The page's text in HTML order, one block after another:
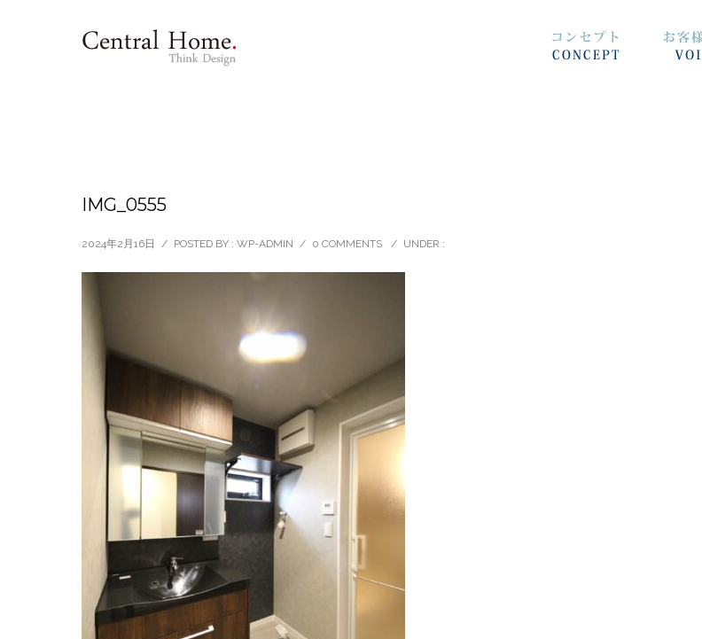
IMG_0555
2024年2月16日 / POSTED BY : WP-ADMIN / 0 COMMENTS / UNDER :